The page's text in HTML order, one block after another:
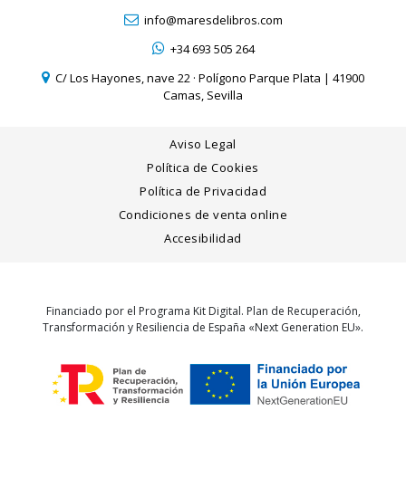
info@maresdelibros.com
+34 693 505 264
C/ Los Hayones, nave 22 · Polígono Parque Plata | 41900
Camas, Sevilla
Aviso Legal
Política de Cookies
Política de Privacidad
Condiciones de venta online
Accesibilidad
Financiado por el Programa Kit Digital. Plan de Recuperación,
Transformación y Resiliencia de España «Next Generation EU».